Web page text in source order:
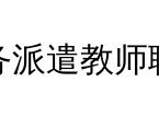
遣教师